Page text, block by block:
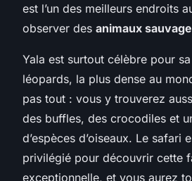
est l’un des meilleurs endroits
observer des animaux
Yala est surtout célèbre pour
léopards, la plus dense au
pas tout : vous y trouverez
des buffles, des crocodiles et
d’espèces d’oiseaux. Le safari
privilégié pour découvrir cette
exceptionnelle, et vous aurez